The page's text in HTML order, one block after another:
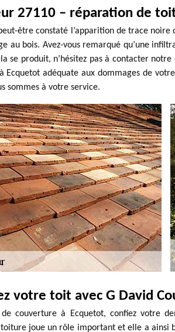
27110 – réparation de
être constaté l’apparition de trace
au bois. Avez-vous remarqué qu’une
se produit, n’hésitez pas à contacter
Ecquetot adéquate aux dommages de
sommes à votre service.
votre toit avec G David
de couverture à Ecquetot, confiez votre
joue un rôle important et elle a ainsi